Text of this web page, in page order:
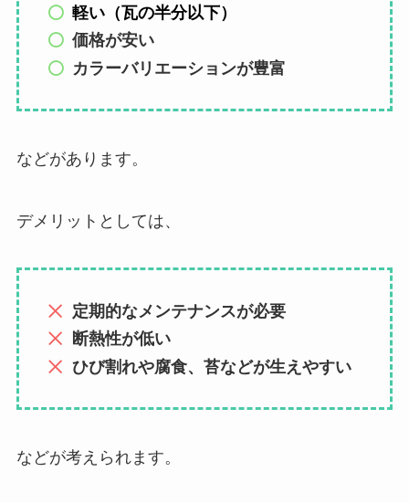
軽い（瓦の半分以下）
価格が安い
カラーバリエーションが豊富
などがあります。
デメリットとしては、
定期的なメンテナンスが必要
断熱性が低い
ひび割れや腐食、苔などが生えやすい
などが考えられます。